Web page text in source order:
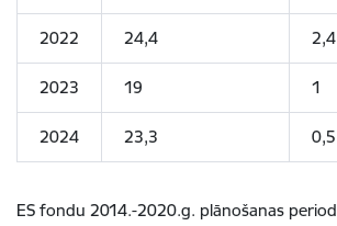
2022 24,4 2,4
2023 19 1
2024 23,3 0,5
ES fondu 2014.-2020.g. plānošanas